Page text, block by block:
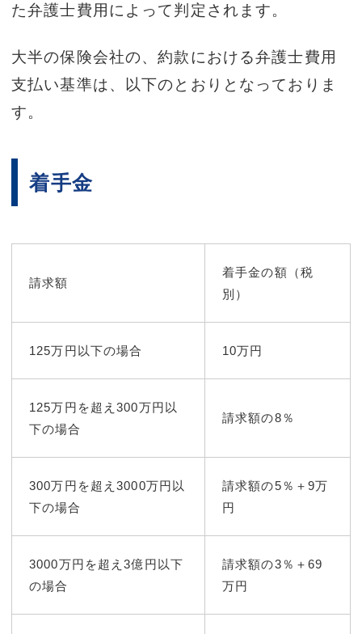
た弁護士費用によって判定されます。
大半の保険会社の、約款における弁護士費用
支払い基準は、以下のとおりとなっておりま
す。
着手金
請求額
着手金の額（税
別）
125万円以下の場合 10万円
125万円を超え300万円以
下の場合
請求額の8％
300万円を超え3000万円以
下の場合
請求額の5％＋9万
円
3000万円を超え3億円以下
の場合
請求額の3％＋69
万円